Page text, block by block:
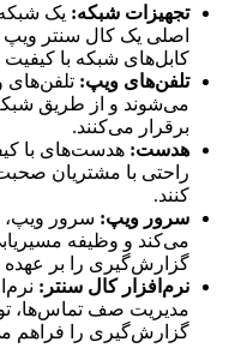
تجهیزات شبکه: یک شبکه
اصلی یک کال سنتر
کابل‌های شبکه با کیفیت
تلفن‌های ویپ: تلفن‌های
می‌شوند و از طریق
برقرار می‌کنند.
هدست: هدست‌های با
راحتی با مشتریان
کنند.
سرور ویپ: سرور ویپ،
می‌کند و وظیفه
گزارش‌گیری را بر عهده
نرم‌افزار کال سنتر:
گزارش‌گیری را فراهم